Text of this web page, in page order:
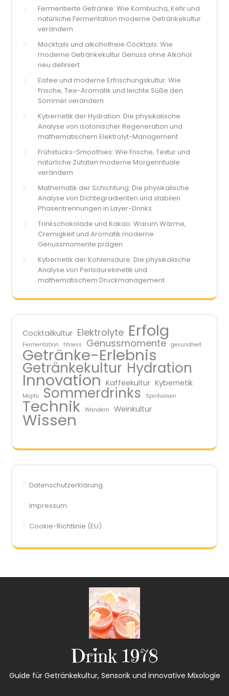
Fermentierte Getränke: Wie Kombucha, Kefir und
natürliche Fermentation moderne Getränkekultur
verändern
Mocktails und alkoholfreie Cocktails: Wie
moderne Getränkekultur Genuss ohne Alkohol
neu definiert
Eistee und moderne Erfrischungskultur: Wie
Frische, Tee-Aromatik und leichte Süße den
Sommer verändern
Kybernetik der Hydration: Die physikalische
Analyse von isotonischer Regeneration und
mathematischem Elektrolyt-Management
Frühstücks-Smoothies: Wie Frische, Textur und
natürliche Zutaten moderne Morgenrituale
verändern
Mathematik der Schichtung: Die physikalische
Analyse von Dichtegradienten und stabilen
Phasentrennungen in Layer-Drinks
Trinkschokolade und Kakao: Warum Wärme,
Cremigkeit und Aromatik moderne
Genussmomente prägen
Kybernetik der Kohlensäure: Die physikalische
Analyse von Perlsäurekinetik und
mathematischem Druckmanagement
Cocktailkultur Elektrolyte Erfolg
Fermentation fitness Genussmomente gesundheit
Getränke-Erlebnis
Getränkekultur Hydration
Innovation Kaffeekultur Kybernetik
Mojito Sommerdrinks Spirituosen
Technik Wandern Weinkultur
Wissen
Datenschutzerklärung
Impressum
Cookie-Richtlinie (EU)
Drink 1978
Guide für Getränkekultur, Sensorik und innovative Mixologie